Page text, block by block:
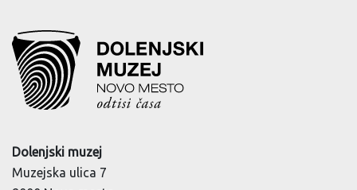
Dolenjski muzej
Muzejska ulica 7